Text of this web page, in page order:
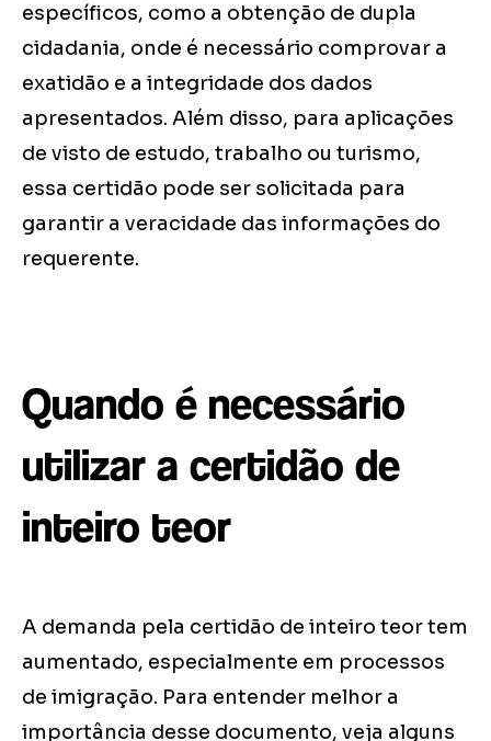
específicos, como a obtenção de dupla
cidadania, onde é necessário comprovar a
exatidão e a integridade dos dados
apresentados. Além disso, para aplicações
de visto de estudo, trabalho ou turismo,
essa certidão pode ser solicitada para
garantir a veracidade das informações do
requerente.
Quando é necessário
utilizar a certidão de
inteiro teor
A demanda pela certidão de inteiro teor tem
aumentado, especialmente em processos
de imigração. Para entender melhor a
importância desse documento, veja alguns